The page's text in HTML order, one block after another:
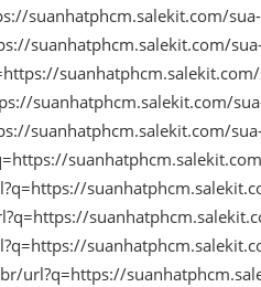
suanhatphcm.salekit.com/
suanhatphcm.salekit.com/
suanhatphcm.salekit.com/
suanhatphcm.salekit.com/
url?q=https://